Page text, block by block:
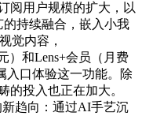
阅用户规模的扩大，以
持续融合，嵌入小我
觉内容，
）和Lens+会员（月费
入口体验这一功能。除
的投入也正在加大。
新趋向：通过AI手艺沉